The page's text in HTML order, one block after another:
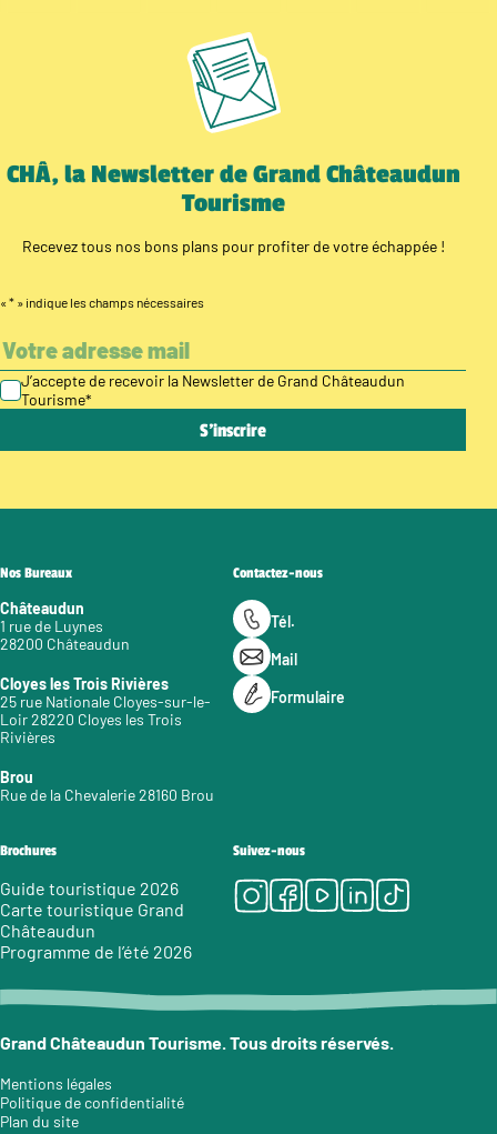
CHÂ, la Newsletter de Grand Châteaudun
Tourisme
Recevez tous nos bons plans pour profiter de votre échappée !
« * » indique les champs nécessaires
J’accepte de recevoir la Newsletter de Grand Châteaudun
Tourisme*
Nos Bureaux
Châteaudun
1 rue de Luynes
28200 Châteaudun
Cloyes les Trois Rivières
25 rue Nationale Cloyes-sur-le-
Loir 28220 Cloyes les Trois
Rivières
Brou
Rue de la Chevalerie 28160 Brou
Contactez-nous
Tél.
Mail
Formulaire
Brochures
Guide touristique 2026
Carte touristique Grand
Châteaudun
Programme de l’été 2026
Suivez-nous
Instagram
Facebook
Youtube
LinkedIn
Tiktok
Grand Châteaudun Tourisme. Tous droits réservés.
Mentions légales
Politique de confidentialité
Plan du site